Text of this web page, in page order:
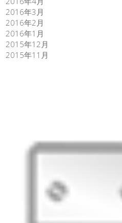
2016年3月
2016年2月
2016年1月
2015年12月
2015年11月